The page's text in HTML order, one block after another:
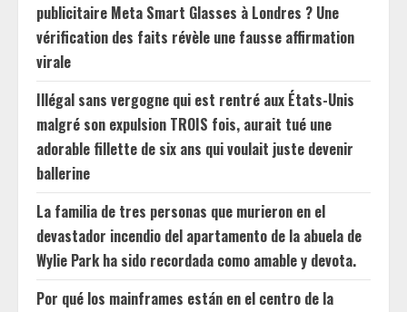
publicitaire Meta Smart Glasses à Londres ? Une
vérification des faits révèle une fausse affirmation
virale
Illégal sans vergogne qui est rentré aux États-Unis
malgré son expulsion TROIS fois, aurait tué une
adorable fillette de six ans qui voulait juste devenir
ballerine
La familia de tres personas que murieron en el
devastador incendio del apartamento de la abuela de
Wylie Park ha sido recordada como amable y devota.
Por qué los mainframes están en el centro de la